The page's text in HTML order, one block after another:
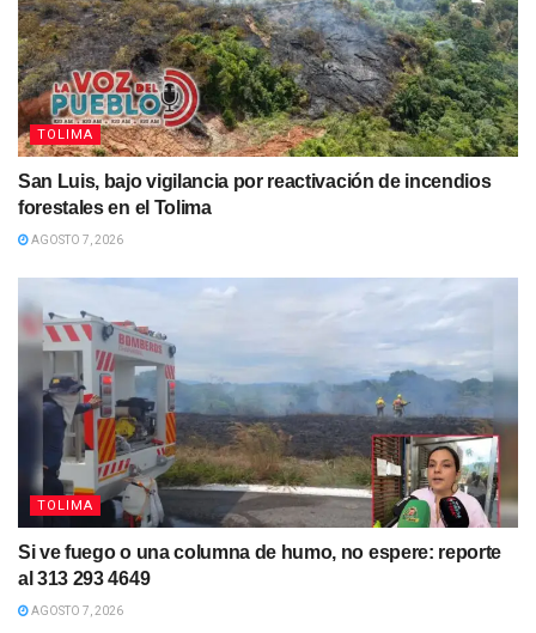
TOLIMA
San Luis, bajo vigilancia por reactivación de incendios
forestales en el Tolima
AGOSTO 7, 2026
TOLIMA
Si ve fuego o una columna de humo, no espere: reporte
al 313 293 4649
AGOSTO 7, 2026